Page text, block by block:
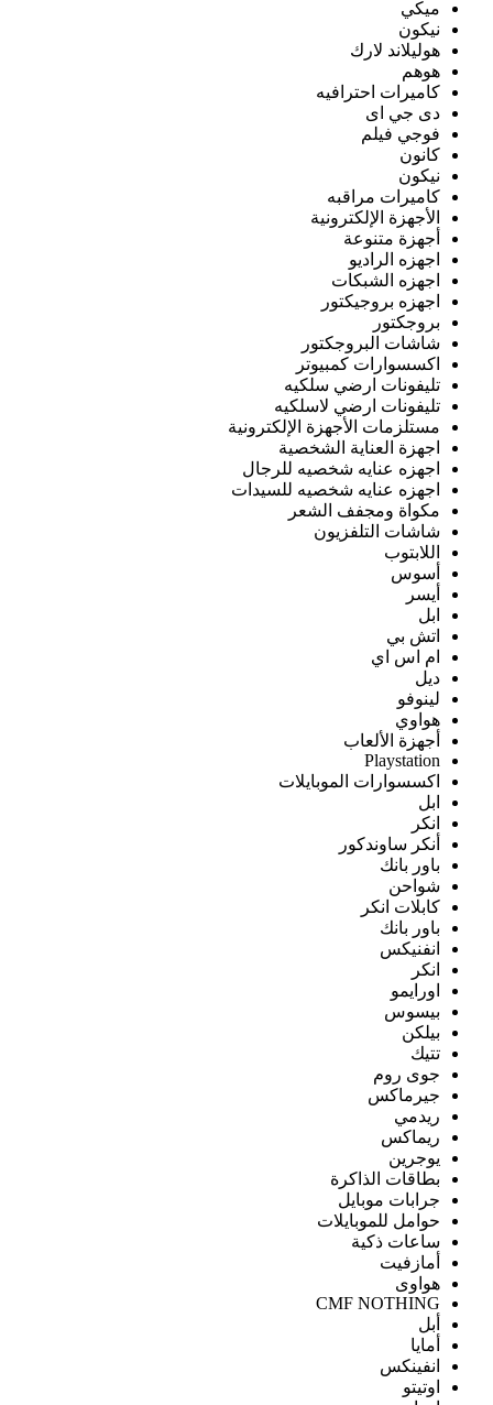
ميكي
نيكون
هوليلاند لارك
هوهم
كاميرات احترافيه
دى جي اى
فوجي فيلم
كانون
نيكون
كاميرات مراقبه
الأجهزة الإلكترونية
أجهزة متنوعة
اجهزه الراديو
اجهزه الشبكات
اجهزه بروجيكتور
بروجكتور
شاشات البروجكتور
اكسسوارات كمبيوتر
تليفونات ارضي سلكيه
تليفونات ارضي لاسلكيه
مستلزمات الأجهزة الإلكترونية
اجهزة العناية الشخصية
اجهزه عنايه شخصيه للرجال
اجهزه عنايه شخصيه للسيدات
مكواة ومجفف الشعر
شاشات التلفزيون
اللابتوب
أسوس
أيسر
ابل
اتش بي
ام اس اي
ديل
لينوفو
هواوي
أجهزة الألعاب
Playstation
اكسسوارات الموبايلات
ابل
انكر
أنكر ساوندكور
باور بانك
شواحن
كابلات انكر
باور بانك
انفنيكس
انكر
اورايمو
بيسوس
بيلكن
تتيك
جوى روم
جيرماكس
ريدمي
ريماكس
يوجرين
بطاقات الذاكرة
جرابات موبايل
حوامل للموبايلات
ساعات ذكية
أمازفيت
هواوى
CMF NOTHING
أبل
أمايا
انفينكس
اوتيتو